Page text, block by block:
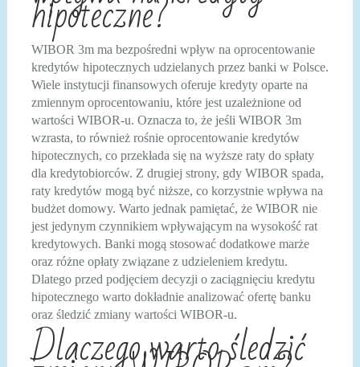
hipoteczne?
WIBOR 3m ma bezpośredni wpływ na oprocentowanie
kredytów hipotecznych udzielanych przez banki w Polsce.
Wiele instytucji finansowych oferuje kredyty oparte na
zmiennym oprocentowaniu, które jest uzależnione od
wartości WIBOR-u. Oznacza to, że jeśli WIBOR 3m
wzrasta, to również rośnie oprocentowanie kredytów
hipotecznych, co przekłada się na wyższe raty do spłaty
dla kredytobiorców. Z drugiej strony, gdy WIBOR spada,
raty kredytów mogą być niższe, co korzystnie wpływa na
budżet domowy. Warto jednak pamiętać, że WIBOR nie
jest jedynym czynnikiem wpływającym na wysokość rat
kredytowych. Banki mogą stosować dodatkowe marże
oraz różne opłaty związane z udzieleniem kredytu.
Dlatego przed podjęciem decyzji o zaciągnięciu kredytu
hipotecznego warto dokładnie analizować ofertę banku
oraz śledzić zmiany wartości WIBOR-u.
Dlaczego warto śledzić